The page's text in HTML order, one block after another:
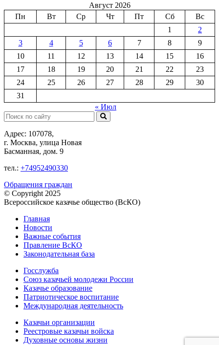
Август 2026
Пн
Вт Ср Чт Пт Сб
Вс
1
2
3
4 5 6 7 8
9
10
11 12 13 14 15
16
17
18 19 20 21 22
23
24
25 26 27 28 29
30
31
« Июл
Поиск:
Адрес: 107078,
г. Москва, улица Новая
Басманная, дом. 9
тел.: +74952490330
Обращения граждан
© Copyright 2025
Всероссийское казачье общество (ВсКО)
Главная
Новости
Важные события
Правление ВсКО
Законодательная база
Госслужба
Союз казачьей молодежи России
Казачье образование
Патриотическое воспитание
Международная деятельность
Казачьи организации
Реестровые казачьи войска
Духовные основы жизни